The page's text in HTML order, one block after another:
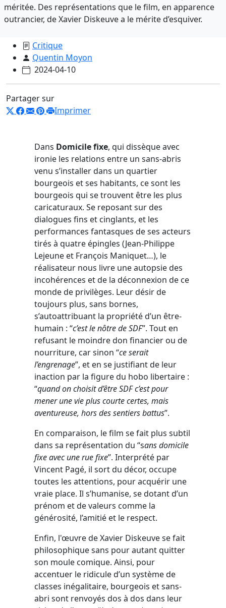
méritée. Des représentations que le film, en apparence
outrancier, de Xavier Diskeuve a le mérite d’esquiver.
Critique
Quentin Moyon
2024-04-10
Partager sur
Imprimer
Dans Domicile fixe, qui dissèque avec
ironie les relations entre un sans-abris
venu s’installer dans un quartier
bourgeois et ses habitants, ce sont les
bourgeois qui se trouvent être les plus
caricaturaux. Se reposant sur des
dialogues fins et cinglants, et les
performances fantasques de ses acteurs
tirés à quatre épingles (Jean-Philippe
Lejeune et François Maniquet…), le
réalisateur nous livre une autopsie des
incohérences et de la déconnexion de ce
monde de privilèges. Leur désir de
toujours plus, sans bornes,
s’autoattribuant la propriété d’un être-
humain : “c’est le nôtre de SDF”. Tout en
refusant le moindre don financier ou de
nourriture, car sinon “ce serait
l’engrenage”, et en se justifiant de leur
inaction par la figure du hobo libertaire :
“quand on choisit d’être SDF c’est pour
mener une vie plus courte certes, mais
aventureuse, hors des sentiers battus”.
En comparaison, le film se fait plus subtil
dans sa représentation du “sans domicile
fixe avec une rue fixe”. Interprété par
Vincent Pagé, il sort du décor, occupe
toutes les attentions, pour acquérir une
vraie place. Il s’humanise, se dotant d’un
prénom et de valeurs comme la
générosité, l’amitié et le respect.
Enfin, l'œuvre de Xavier Diskeuve se fait
philosophique sans pour autant quitter
son moule comique. Ainsi, pour
accentuer le ridicule d’un système de
classes inégalitaire, bourgeois et sans-
abri sont renvoyés dos à dos dans leur